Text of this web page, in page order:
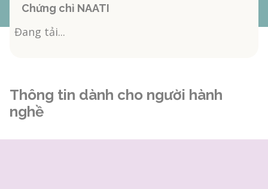
Chứng chỉ NAATI
Đang tải...
Thông tin dành cho người hành
nghề